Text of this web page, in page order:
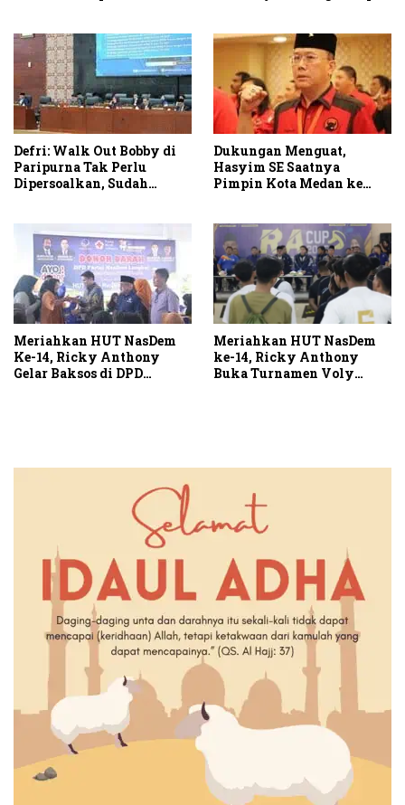
Defri: Walk Out Bobby di
Paripurna Tak Perlu
Dipersoalkan, Sudah
Dukungan Menguat,
Hasyim SE Saatnya
Pimpin Kota Medan ke
Meriahkan HUT NasDem
Ke-14, Ricky Anthony
Gelar Baksos di DPD
Meriahkan HUT NasDem
ke-14, Ricky Anthony
Buka Turnamen Voly